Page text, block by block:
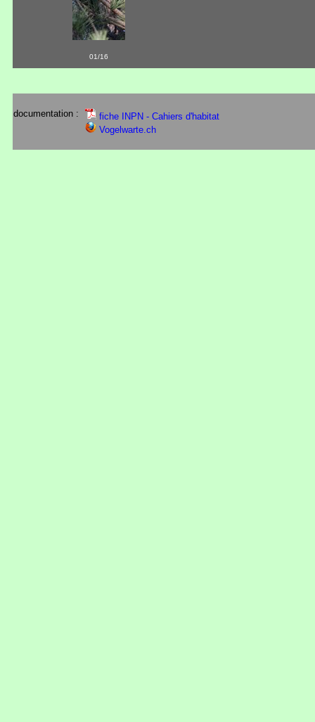
01/16
documentation :
fiche INPN - Cahiers d'habitat
Vogelwarte.ch